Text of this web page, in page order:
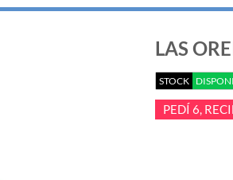
LAS
STOCK
PEDÍ 6,